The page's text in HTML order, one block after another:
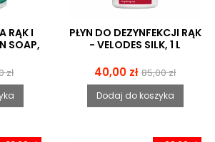
RĄK I
SOAP,
zł
PŁYN DO DEZYNFEKCJI RĄK
- VELODES SILK, 1 L
Cena
40,00 zł Cena
podstawowa
85,00 zł
Dodaj do koszyka